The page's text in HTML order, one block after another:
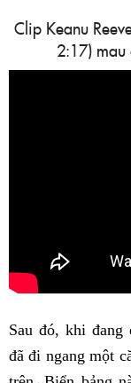
Clip Keanu
2:17) mau
Sau đó, khi đang
đã đi ngang một